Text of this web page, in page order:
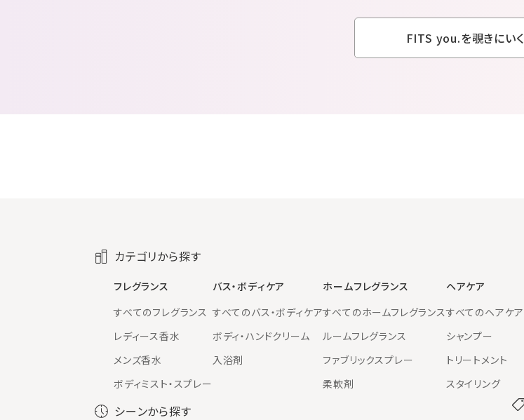
FITS you.を覗きにいく
カテゴリから探す
フレグランス
すべてのフレグランス
レディース香水
メンズ香水
ボディミスト・スプレー
バス・ボディケア
すべてのバス・ボディケア
ボディ・ハンドクリーム
入浴剤
ホームフレグランス
すべてのホームフレグランス
ルームフレグランス
ファブリックスプレー
柔軟剤
ヘアケア
すべてのヘアケア
シャンプー
トリートメント
スタイリング
シーンから探す